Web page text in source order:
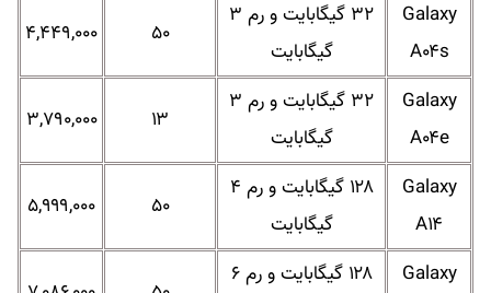
Galaxy
A۰۴s
۳۲ گیگابایت و رم ۳
گیگابایت
۵۰ ۴,۴۴۹,۰۰۰
Galaxy
A۰۴e
۳۲ گیگابایت و رم ۳
گیگابایت
۱۳ ۳,۷۹۰,۰۰۰
Galaxy
A۱۴
۱۲۸ گیگابایت و رم ۴
گیگابایت
۵۰ ۵,۹۹۹,۰۰۰
Galaxy
۱۲۸ گیگابایت و رم ۶